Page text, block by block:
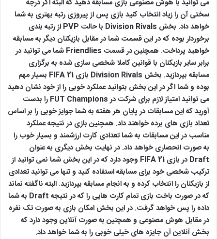
می توانید با هوش مصنوعی بازی مسابقه دهید که البته اگر درجه
سختی آن را زیاد انتخاب کنید بازی پس از پیروزی رتبه بهتری به شما
خواهد داد. بخش Division Rivals با حالت PVP از رتبه بندی
برخوردار بوده که در این قسمت شما در مقابل بازیکنان دیگر به مسابقه
خواهید پرداخت. همچنین در قسمت Friendlies شما می توانید در
برابر سایر بازیکنان با قوانین کاملا شخصی سازی شده به برگزاری
مسابقه بپردازید. بخش Division Rivals بازی FIFA 21 بسیار مهم
بوده و شما اگر در این بخش بتوانید عملکرد خوبی را از خود نشان دهید
می توانید امتیاز لازم برای شرکت در FUT Champions را بدست
آورید که این مسابقات در پایان هر هفته به شما جوایز خوبی را بر اساس
تعداد بازی های برده خواهند داد. همچنین بازی در نتیجه عملکرد
مناسب در این مسابقات به شما تعدادی کارت ارزشمند و بسیار خوب را
به صورت انحصاری خواهد داد. در نهایت بخش دیگری به عنوان
Draft در بازی FIFA 21 وجود دارد که در این بخش شما نمی توانید از
ترکیب شخصی خود برای مسابقه استفاده کنید و تنها می توانید تعدادی
از بازیکنان را انتخاب کرده و به انجام مسابقه بپردازید. البته ناگفته نماند
که در صورت باخت بازی تمام کارت هایی را که در نتیجه Draft به شما
داده را پس خواهد گرفت. در این بخش امکان بازی به صورت تک نفره
در مقابل هوش مصنوعی و همچنین به صورت آنلاین وجود دارد که
بخش آنلاین آن جایزه های خیلی خوبی را به شما خواهد داد.